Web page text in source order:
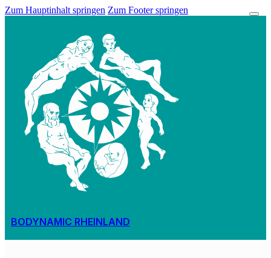
Zum Hauptinhalt springen Zum Footer springen
BODYNAMIC RHEINLAND